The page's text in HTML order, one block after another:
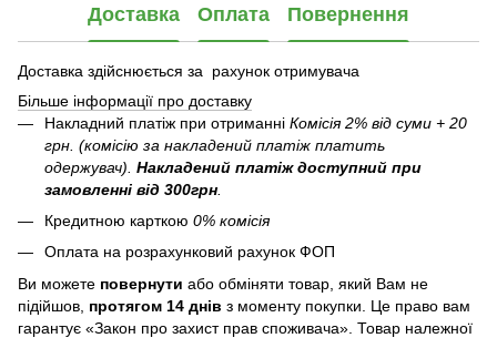
Доставка Оплата Повернення
Доставка здійснюється за рахунок отримувача
Більше інформації про доставку
Накладний платіж при отриманні Комісія 2% від суми + 20
грн. (комісію за накладений платіж платить
одержувач). Накладений платіж доступний при
замовленні від 300грн
Кредитною карткою 0% комісія
Оплата на розрахунковий рахунок ФОП
Ви можете повернути або обміняти товар, який Вам не
підійшов, протягом 14 днів з моменту покупки. Це право вам
гарантує «Закон про захист прав споживача». Товар належної